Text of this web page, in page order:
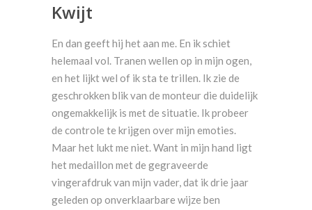
Kwijt
En dan geeft hij het aan me. En ik schiet
helemaal vol. Tranen wellen op in mijn ogen,
en het lijkt wel of ik sta te trillen. Ik zie de
geschrokken blik van de monteur die duidelijk
ongemakkelijk is met de situatie. Ik probeer
de controle te krijgen over mijn emoties.
Maar het lukt me niet. Want in mijn hand ligt
het medaillon met de gegraveerde
vingerafdruk van mijn vader, dat ik drie jaar
geleden op onverklaarbare wijze ben